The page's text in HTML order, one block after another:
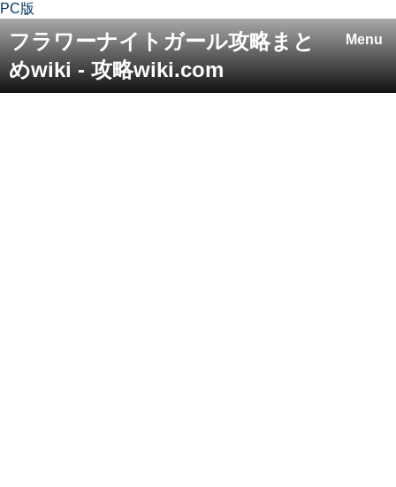
PC版
Menu
フラワーナイトガール攻略まと
めwiki - 攻略wiki.com